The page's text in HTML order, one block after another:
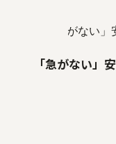
「急がない」